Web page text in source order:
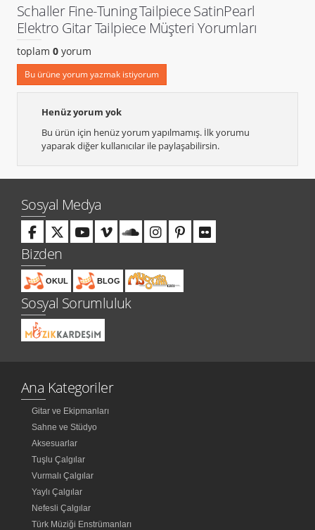
Schaller Fine-Tuning Tailpiece SatinPearl
Elektro Gitar Tailpiece Müşteri Yorumları
toplam 0 yorum
Bu ürüne yorum yazmak istiyorum
Henüz yorum yok
Bu ürün için henüz yorum yapılmamış. İlk yorumu
yaparak diğer kullanıcılar ile paylaşabilirsin.
Sosyal Medya
Bizden
OKUL BLOG
Sosyal Sorumluluk
Ana Kategoriler
Gitar ve Ekipmanları
Sahne ve Stüdyo
Aksesuarlar
Tuşlu Çalgılar
Vurmalı Çalgılar
Yaylı Çalgılar
Nefesli Çalgılar
Türk Müziği Enstrümanları